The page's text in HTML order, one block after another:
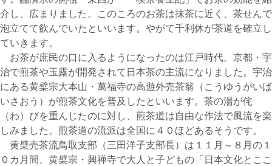
介し、広まりました。このころのお茶は抹茶に近く、茶せんで
泡立てて飲んでいたといいます。やがて千利休が茶道を確立し
ていきます。
お茶が庶民の口に入るようになったのは江戸時代。京都・宇
治で煎茶や玉露が開発されて日本茶の主流になりました。宇治
にある黄檗宗大本山・萬福寺の高遊外売茶翁（こうゆうがいば
いさおう）が煎茶文化を普及したといいます。茶の湯が侘
（わ）びを重んじたのに対し、煎茶道は自由な作法で風流を楽
しみました。煎茶道の流派は全国に４０ほどあるそうです。
黄檗売茶流鳥取支部（三田洋子支部長）は１１月～８月の１
０カ月間、黄檗宗・興禅寺で大人と子どもの「日本文化とここ